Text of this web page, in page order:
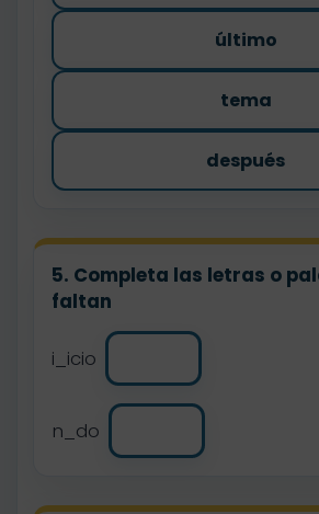
último
tema
después
5. Completa las letras o
faltan
i_icio
n_do